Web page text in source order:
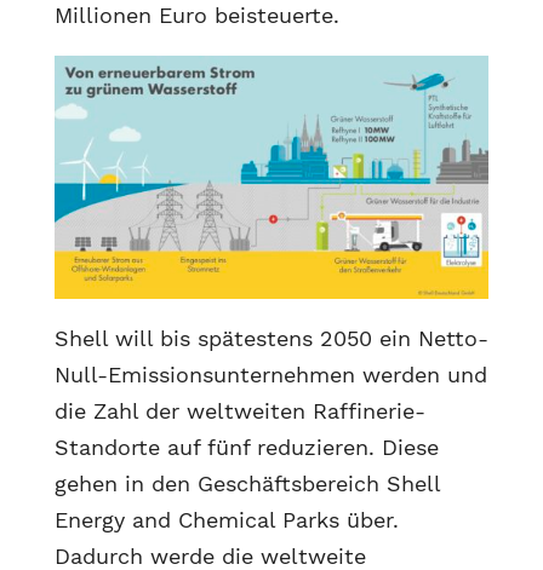
Millionen Euro beisteuerte.
Shell will bis spätestens 2050 ein Netto-
Null-Emissionsunternehmen werden und
die Zahl der weltweiten Raffinerie-
Standorte auf fünf reduzieren. Diese
gehen in den Geschäftsbereich Shell
Energy and Chemical Parks über.
Dadurch werde die weltweite